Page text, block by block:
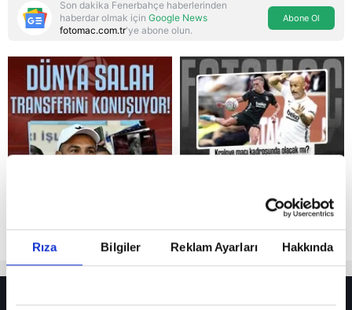
Rıza Bilgiler Reklam Ayarları Hakkında
Reddet
Son dakika Fenerbahçe haberlerinden
haberdar olmak için Google News
fotomac.com.tr'ye abone olun.
Abone Ol